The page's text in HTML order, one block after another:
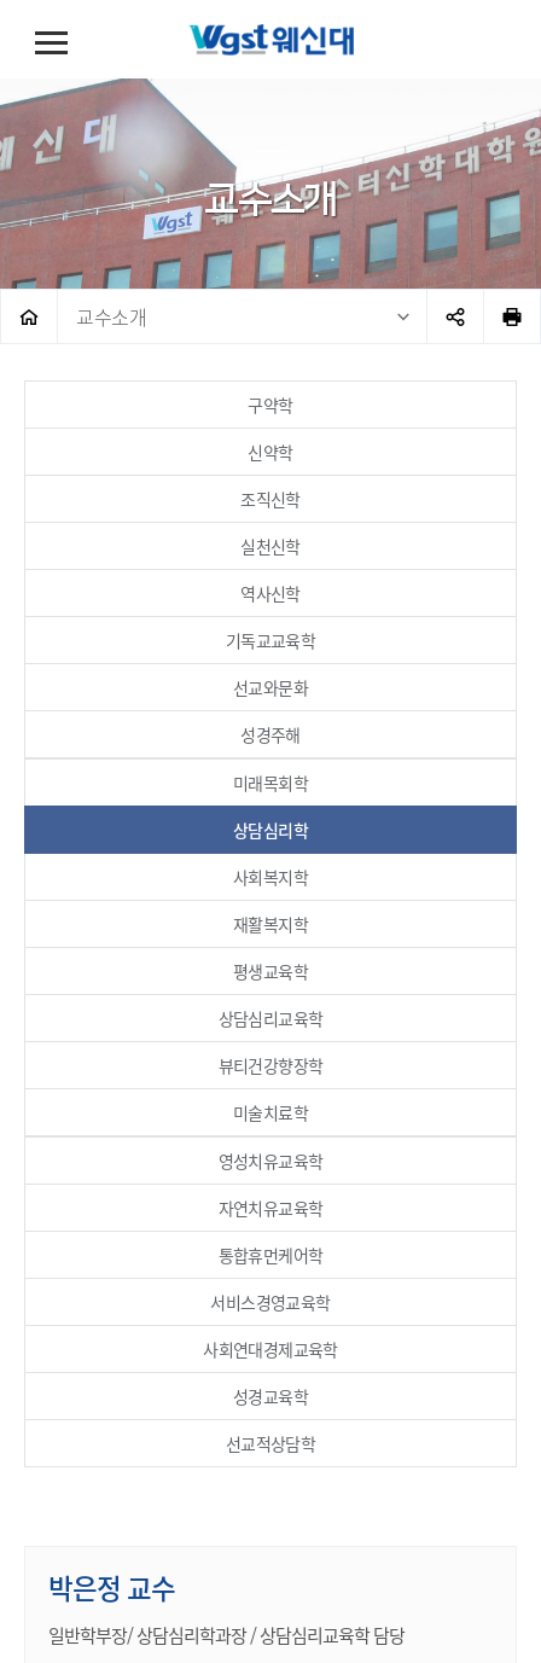
교수소개
교수소개
구약학
신약학
조직신학
실천신학
역사신학
기독교교육학
선교와문화
성경주해
미래목회학
상담심리학
사회복지학
재활복지학
평생교육학
상담심리교육학
뷰티건강향장학
미술치료학
영성치유교육학
자연치유교육학
통합휴먼케어학
서비스경영교육학
사회연대경제교육학
성경교육학
선교적상담학
박은정 교수
일반학부장/ 상담심리학과장 / 상담심리교육학 담당